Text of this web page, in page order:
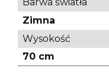
Zimna
Wysokość
70 cm